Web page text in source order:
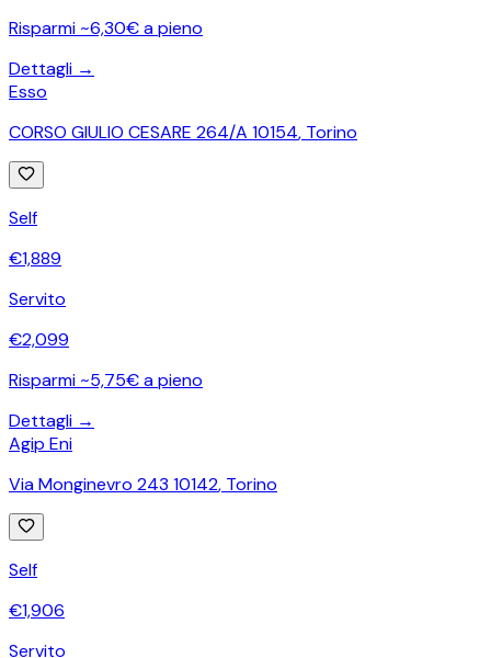
Risparmi ~6,30€ a pieno
Dettagli →
Esso
CORSO GIULIO CESARE 264/A 10154, Torino
Self
€1,889
Servito
€2,099
Risparmi ~5,75€ a pieno
Dettagli →
Agip Eni
Via Monginevro 243 10142, Torino
Self
€1,906
Servito